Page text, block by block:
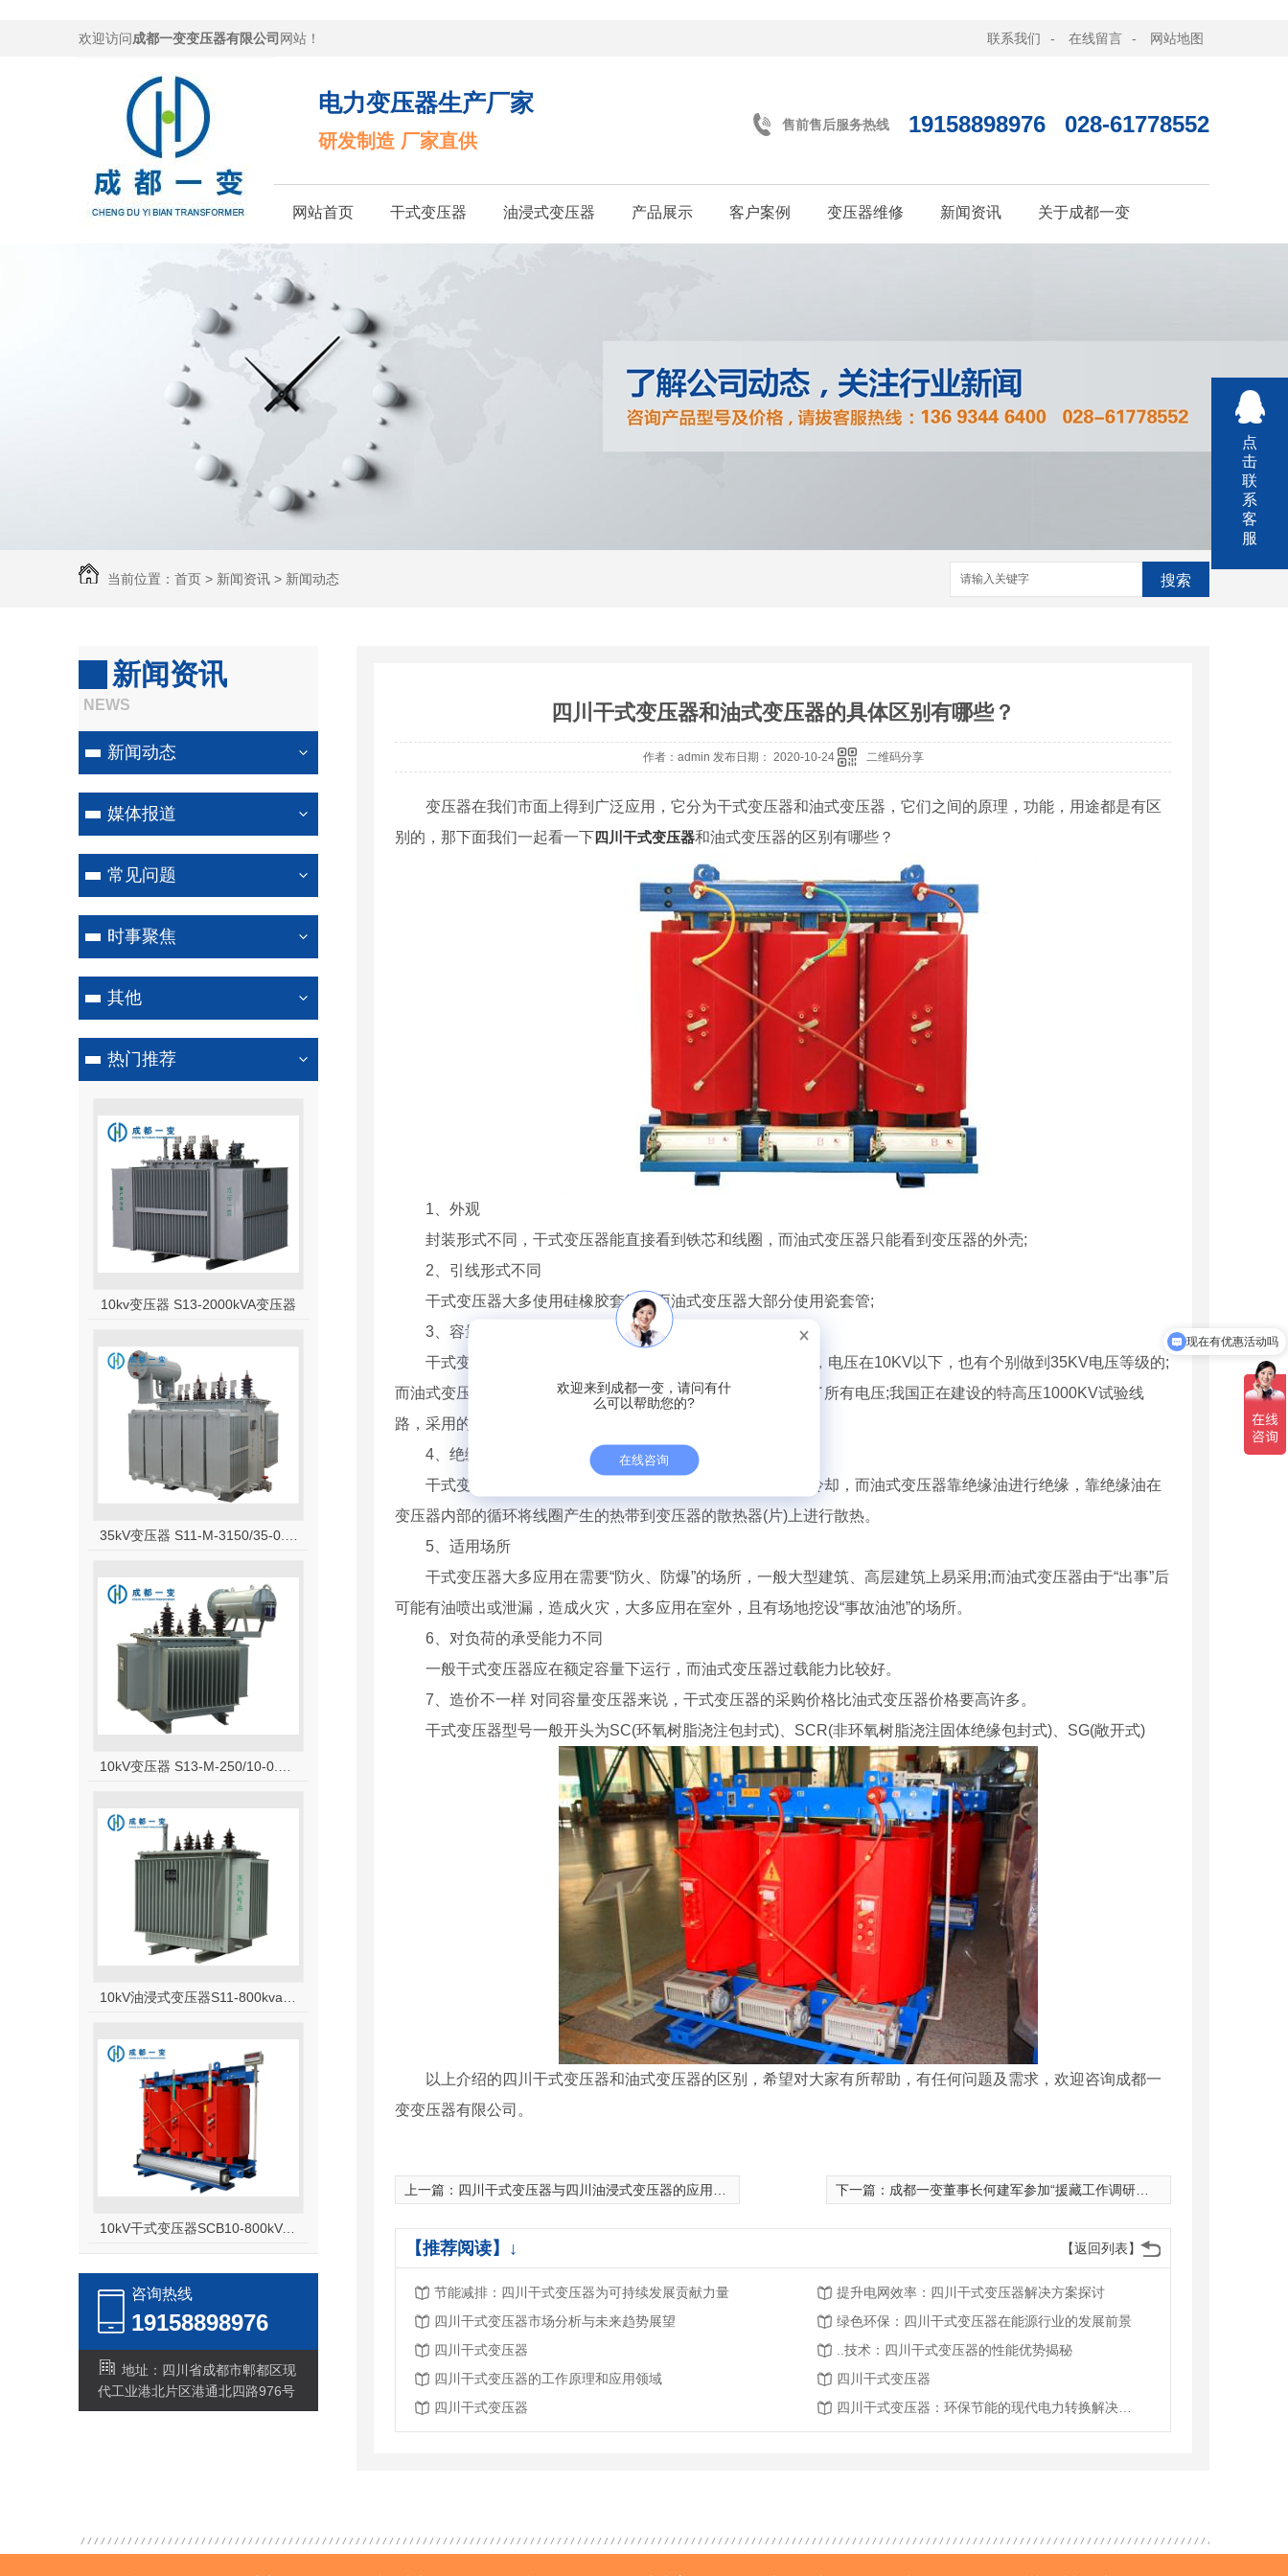
欢迎访问成都一变变压器有限公司 网站！ 联系我们 - 在线留言 - 网站地图
电力变压器生产厂家
研发制造 厂家直供
售前售后服务热线 19158898976 028-61778552
网站首页 干式变压器 油浸式变压器 产品展示 客户案例 变压器维修 新闻资讯 关于成都一变
当前位置： 首页 > 新闻资讯 > 新闻动态 搜索
新闻资讯
NEWS
新闻动态
媒体报道
常见问题
时事聚焦
其他
热门推荐
10kv变压器 S13-2000kVA变压器
10kV干式变压器SCB10-800kVA变压器
咨询热线
19158898976
地址：四川省成都市郫都区现
代工业港北片区港通北四路976号
四川干式变压器和油式变压器的具体区别有哪些？
作者：admin 发布日期： 2020-10-24 二维码分享
变压器在我们市面上得到广泛应用，它分为干式变压器和油式变压器，它们之间的原理，功能，用途都是有区
别的，那下面我们一起看一下四川干式变压器和油式变压器的区别有哪些？
1、外观
封装形式不同，干式变压器能直接看到铁芯和线圈，而油式变压器只能看到变压器的外壳;
2、引线形式不同
干式变压器大多使用硅橡胶套管，而油式变压器大部分使用瓷套管;
3、容量及电压不同
干式变压器一般适用于配电用，容量大都在1600KVA以下，电压在10KV以下，也有个别做到35KV电压等级的;
而油式变压器却可以从小到大做到全部容量，电压等级也做到了所有电压;我国正在建设的特高压1000KV试验线
路，采用的一定是油式变压器。
4、绝缘和散热不一样
干式变压器一般用树脂绝缘，靠自然风冷，大容量靠风机冷却，而油式变压器靠绝缘油进行绝缘，靠绝缘油在
变压器内部的循环将线圈产生的热带到变压器的散热器(片)上进行散热。
5、适用场所
干式变压器大多应用在需要“防火、防爆”的场所，一般大型建筑、高层建筑上易采用;而油式变压器由于“出事”后
可能有油喷出或泄漏，造成火灾，大多应用在室外，且有场地挖设“事故油池”的场所。
6、对负荷的承受能力不同
一般干式变压器应在额定容量下运行，而油式变压器过载能力比较好。
7、造价不一样 对同容量变压器来说，干式变压器的采购价格比油式变压器价格要高许多。
干式变压器型号一般开头为SC(环氧树脂浇注包封式)、SCR(非环氧树脂浇注固体绝缘包封式)、SG(敞开式)
以上介绍的四川干式变压器和油式变压器的区别，希望对大家有所帮助，有任何问题及需求，欢迎咨询成都一
变变压器有限公司。
上一篇： 四川干式变压器与四川油浸式变压器的应用场合及优缺点分析 下一篇： 成都一变董事长何建军参加“援藏工作调研慰问和扶贫济困活动”
【返回列表】
【推荐阅读】↓
节能减排：四川干式变压器为可持续发展贡献力量
提升电网效率：四川干式变压器解决方案探讨
四川干式变压器市场分析与未来趋势展望
绿色环保：四川干式变压器在能源行业的发展前景
四川干式变压器
..技术：四川干式变压器的性能优势揭秘
四川干式变压器的工作原理和应用领域
四川干式变压器
四川干式变压器
现在有优惠活动吗
欢迎来到成都一变，请问有什
么可以帮助您的?
在线咨询
点
击
联
系
客
服